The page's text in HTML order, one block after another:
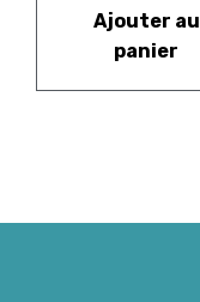
Ajouter au
panier